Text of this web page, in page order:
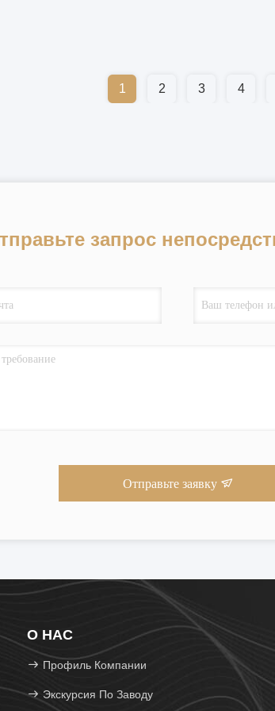
1 2 3 4
запрос
Отправьте заявку
О НАС
Профиль Компании
Экскурсия По Заводу